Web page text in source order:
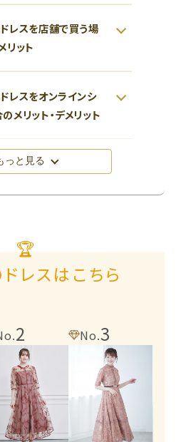
レスを店舗で買う場
リット
レスをオンラインシ
メリット・デメリット
っと見る
🏆
レスはこちら
2 No.3